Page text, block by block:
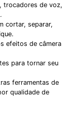
trocadores de voz,
cortar, separar,
efeitos de câmera
para tornar seu
ferramentas de
qualidade de